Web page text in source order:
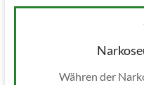
Währen der